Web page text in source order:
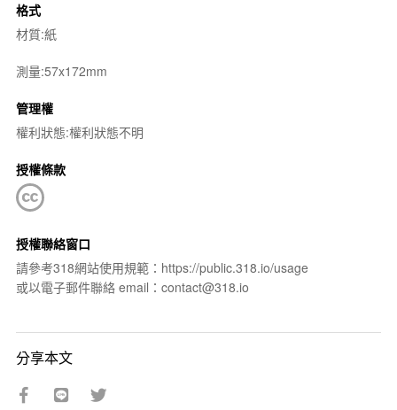
格式
材質:紙
測量:57x172mm
管理權
權利狀態:權利狀態不明
授權條款
授權聯絡窗口
請參考318網站使用規範：https://public.318.io/usage
或以電子郵件聯絡 email：contact@318.io
分享本文